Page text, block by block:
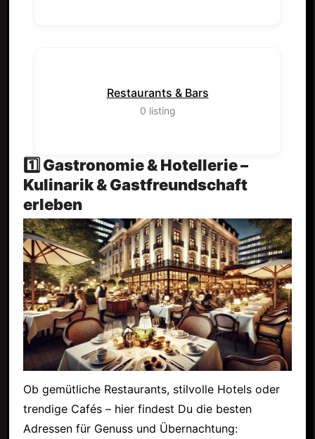
Restaurants & Bars
0 listing
1️⃣ Gastronomie & Hotellerie –
Kulinarik & Gastfreundschaft
erleben
Ob gemütliche Restaurants, stilvolle Hotels oder
trendige Cafés – hier findest Du die besten
Adressen für Genuss und Übernachtung: